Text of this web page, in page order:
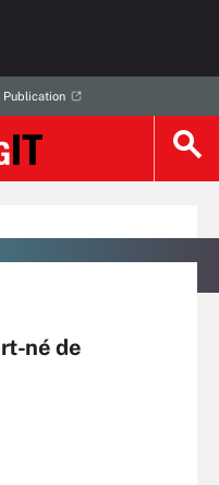
Publication
né de